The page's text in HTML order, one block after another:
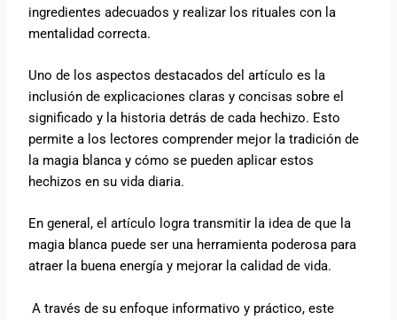
ingredientes adecuados y realizar los rituales con la
mentalidad correcta.
Uno de los aspectos destacados del artículo es la
inclusión de explicaciones claras y concisas sobre el
significado y la historia detrás de cada hechizo. Esto
permite a los lectores comprender mejor la tradición de
la magia blanca y cómo se pueden aplicar estos
hechizos en su vida diaria.
En general, el artículo logra transmitir la idea de que la
magia blanca puede ser una herramienta poderosa para
atraer la buena energía y mejorar la calidad de vida.
A través de su enfoque informativo y práctico, este